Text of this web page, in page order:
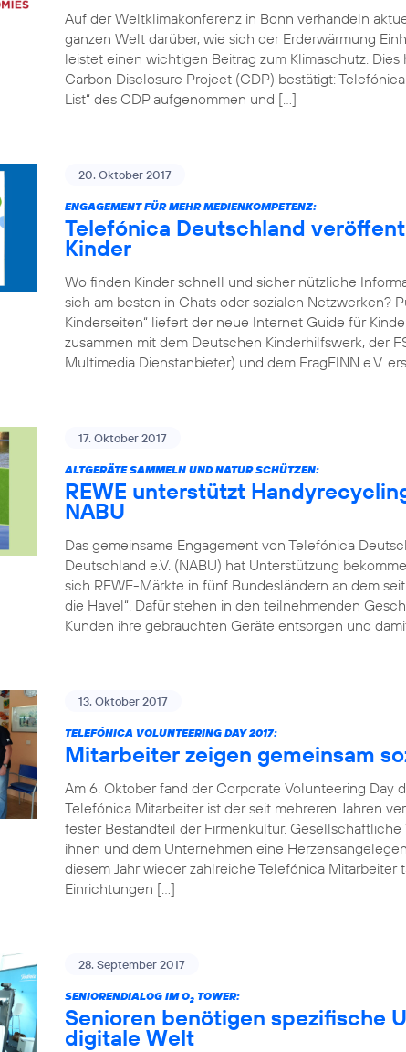
Auf der Weltklimakonferenz in Bonn verhandeln
ganzen Welt darüber, wie sich der Erderwärmung
leistet einen wichtigen Beitrag zum Klimaschutz.
Carbon Disclosure Project (CDP) bestätigt:
List“ des CDP aufgenommen und […]
20. Oktober 2017
ENGAGEMENT FÜR MEHR MEDIENKOMPETENZ:
Telefónica Deutschland
Kinder
Wo finden Kinder schnell und sicher nützliche
sich am besten in Chats oder sozialen Netzwerken?
Kinderseiten“ liefert der neue Internet Guide für
zusammen mit dem Deutschen Kinderhilfswerk, der
Multimedia Dienstanbieter) und dem FragFINN e.V.
17. Oktober 2017
ALTGERÄTE SAMMELN UND NATUR SCHÜTZEN:
REWE unterstützt
NABU
Das gemeinsame Engagement von Telefónica
Deutschland e.V. (NABU) hat Unterstützung
sich REWE-Märkte in fünf Bundesländern an dem
die Havel“. Dafür stehen in den teilnehmenden
Kunden ihre gebrauchten Geräte entsorgen und
13. Oktober 2017
TELEFÓNICA VOLUNTEERING DAY 2017:
Mitarbeiter zeigen gemeinsam
Am 6. Oktober fand der Corporate Volunteering Day
Telefónica Mitarbeiter ist der seit mehreren Jahren
fester Bestandteil der Firmenkultur.
ihnen und dem Unternehmen eine
diesem Jahr wieder zahlreiche Telefónica Mitarbeiter
Einrichtungen […]
28. September 2017
SENIORENDIALOG IM O2 TOWER:
Senioren benötigen spezifische
digitale Welt